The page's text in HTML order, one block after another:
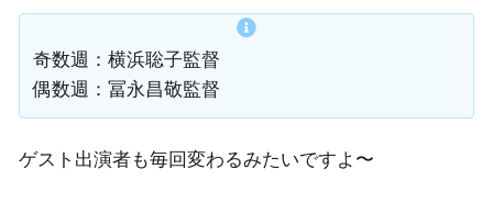
奇数週：横浜聡子監督
偶数週：冨永昌敬監督
ゲスト出演者も毎回変わるみたいですよ〜